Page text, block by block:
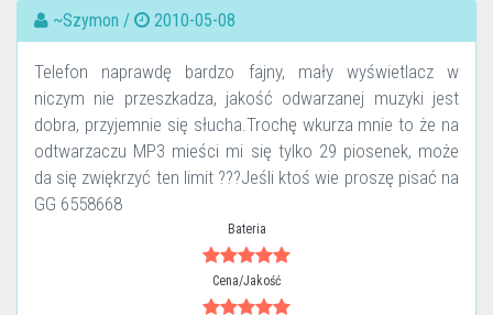
~Szymon / 2010-05-08
Telefon naprawdę bardzo fajny, mały wyświetlacz w
niczym nie przeszkadza, jakość odwarzanej muzyki jest
dobra, przyjemnie się słucha.Trochę wkurza mnie to że na
odtwarzaczu MP3 mieści mi się tylko 29 piosenek, może
da się zwiękrzyć ten limit ???Jeśli ktoś wie proszę pisać na
GG 6558668
Bateria
Cena/Jakość